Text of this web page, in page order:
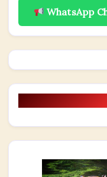
WhatsApp